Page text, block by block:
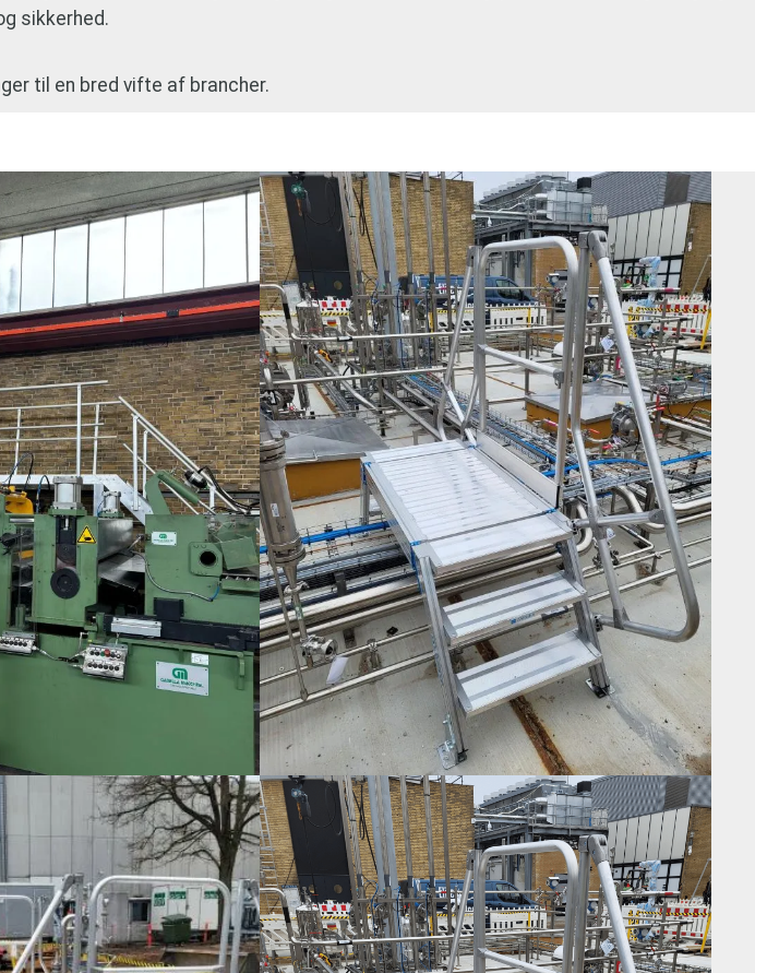
sikkerhed.
til en bred vifte af brancher.